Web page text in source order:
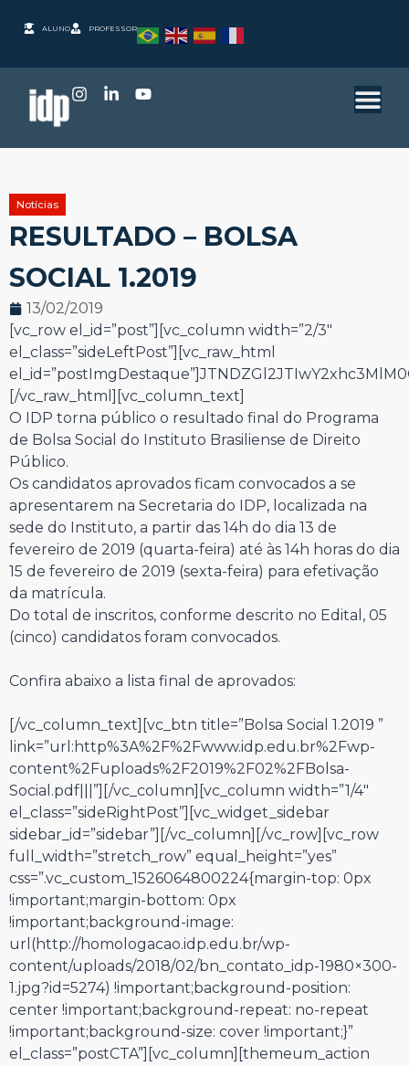
ALUNO PROFESSOR
Notícias
RESULTADO – BOLSA
SOCIAL 1.2019
13/02/2019
[vc_row el_id=”post”][vc_column width=”2/3″
el_class=”sideLeftPost”][vc_raw_html
[/vc_raw_html][vc_column_text]
O IDP torna público o resultado final do Programa
de Bolsa Social do Instituto Brasiliense de Direito
Público.
Os candidatos aprovados ficam convocados a se
apresentarem na Secretaria do IDP, localizada na
sede do Instituto, a partir das 14h do dia 13 de
fevereiro de 2019 (quarta-feira) até às 14h horas do dia
15 de fevereiro de 2019 (sexta-feira) para efetivação
da matrícula.
Do total de inscritos, conforme descrito no Edital, 05
(cinco) candidatos foram convocados.
Confira abaixo a lista final de aprovados:
[/vc_column_text][vc_btn title=”Bolsa Social 1.2019 ”
link=”url:http%3A%2F%2Fwww.idp.edu.br%2Fwp-
content%2Fuploads%2F2019%2F02%2FBolsa-
Social.pdf|||”][/vc_column][vc_column width=”1/4″
el_class=”sideRightPost”][vc_widget_sidebar
sidebar_id=”sidebar”][/vc_column][/vc_row][vc_row
full_width=”stretch_row” equal_height=”yes”
css=”.vc_custom_1526064800224{margin-top: 0px
!important;margin-bottom: 0px
!important;background-image:
url(http://homologacao.idp.edu.br/wp-
content/uploads/2018/02/bn_contato_idp-1980×300-
1.jpg?id=5274) !important;background-position:
center !important;background-repeat: no-repeat
!important;background-size: cover !important;}”
el_class=”postCTA”][vc_column][themeum_action